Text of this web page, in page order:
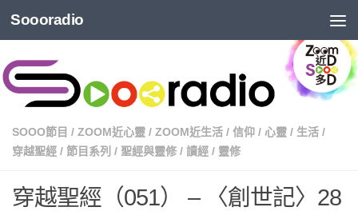
Soooradio
SOOO節目 / ZOOM近心靈 / ZOOM近生活 / 信仰 / 心靈 / 生活 /
穿越聖經 / 節目系列 / 聖經與靈修 / 讀經 / 靈修
穿越聖經（051） – 〈創世記〉28